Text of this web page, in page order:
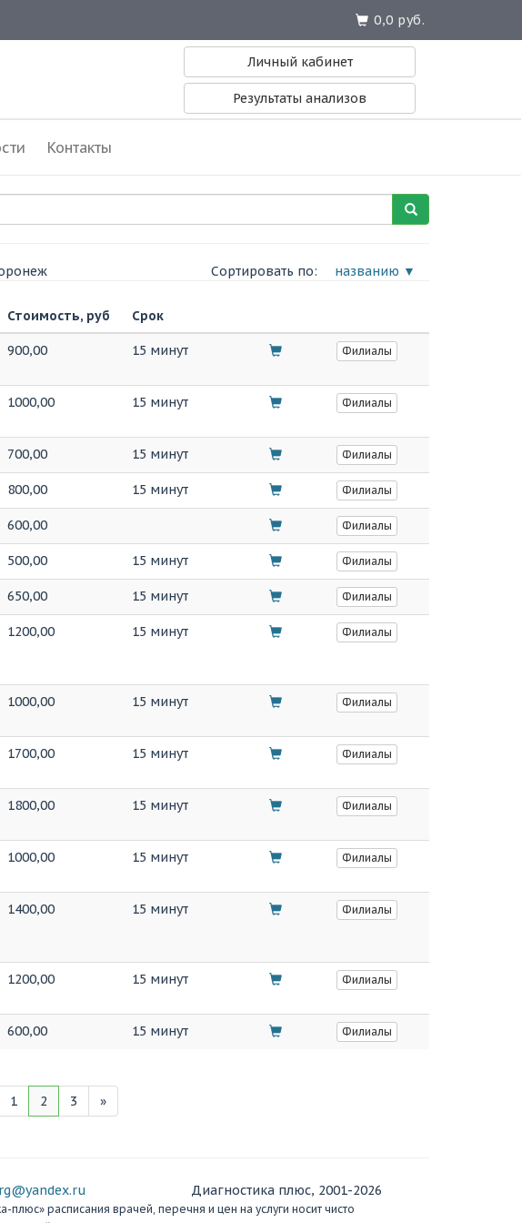
0,0 руб.
Личный кабинет
Результаты анализов
Контакты
Сортировать по: названию ▼
Стоимость, руб Срок
900,00 15 минут Филиалы
1000,00 15 минут Филиалы
700,00 15 минут Филиалы
800,00 15 минут Филиалы
600,00 Филиалы
500,00 15 минут Филиалы
650,00 15 минут Филиалы
1200,00 15 минут Филиалы
1000,00 15 минут Филиалы
1700,00 15 минут Филиалы
1800,00 15 минут Филиалы
1000,00 15 минут Филиалы
1400,00 15 минут Филиалы
1200,00 15 минут Филиалы
600,00 15 минут Филиалы
1 2 3 »
Диагностика плюс, 2001-2026
расписания врачей, перечня и цен на услуги носит чисто